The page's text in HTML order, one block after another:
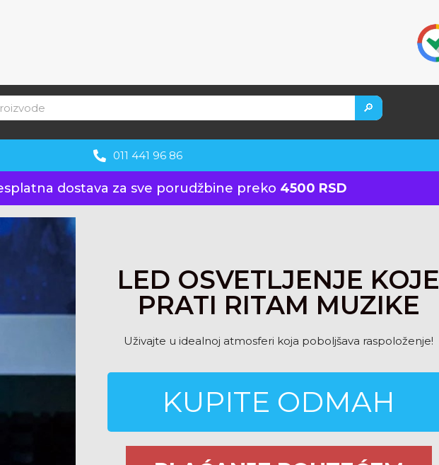
🔎
011 441 96 86
dostava za sve porudžbine preko 4500 RSD
LED OSVETLJENJE KOJE
PRATI RITAM MUZIKE
Uživajte u idealnoj atmosferi koja poboljšava raspoloženje!
KUPITE ODMAH